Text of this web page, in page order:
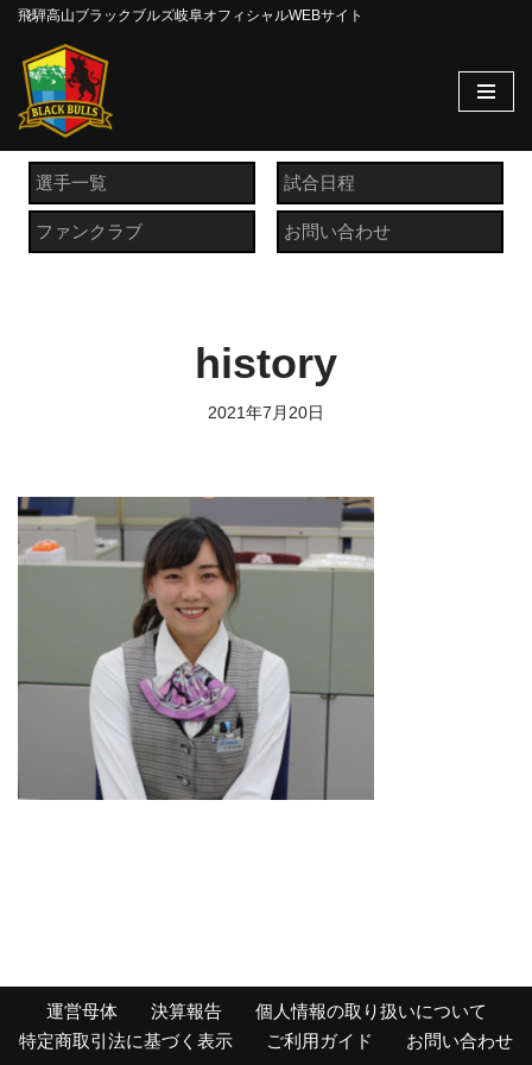
コ
ン
テ
ン
へ
飛騨高山ブラックブルズ岐阜オフィシャルWEBサイト
選手一覧 試合日程
ファンクラブ お問い合わせ
history
2021年7月20日
運営母体 決算報告
個人情報の取り扱いについて
特定商取引法に基づく表示
ご利用ガイド お問い合わせ